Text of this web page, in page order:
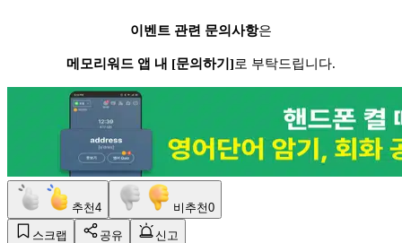
이벤트 관련 문의사항은
메모리워드 앱 내 [문의하기]로 부탁드립니다.
추천4 비추천0
스크랩 공유
신고